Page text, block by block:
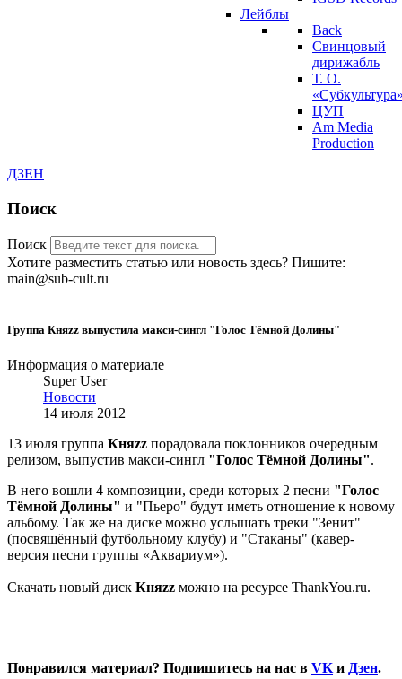
Лейблы
Back
Свинцовый
дирижабль
Т. О.
ЦУП
Am Media
Production
ДЗЕН
Поиск
Поиск
Хотите разместить статью или новость здесь? Пишите:
main@sub-cult.ru
Группа Княzz выпустила макси-сингл "Голос Тёмной Долины"
Информация о материале
Super User
Новости
14 июля 2012
13 июля группа Княzz порадовала поклонников очередным
релизом, выпустив макси-сингл "Голос Тёмной Долины".
В него вошли 4 композиции, среди которых 2 песни "Голос
Тёмной Долины" и "Пьеро" будут иметь отношение к новому
альбому. Так же на диске можно услышать треки "Зенит"
(посвящённый футбольному клубу) и "Стаканы" (кавер-
версия песни группы «Аквариум»).
Скачать новый диск Княzz можно на ресурсе ThankYou.ru.
Понравился материал? Подпишитесь на нас в VK и Дзен.